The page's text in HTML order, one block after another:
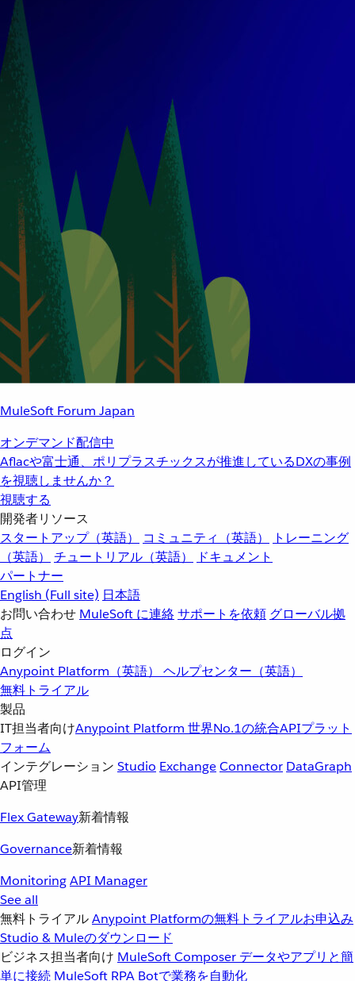
MuleSoft Forum Japan
オンデマンド配信中
Aflacや富士通、ポリプラスチックスが推進しているDXの事例
を視聴しませんか？
視聴する
開発者リソース
スタートアップ（英語）
コミュニティ（英語）
トレーニング
（英語）
チュートリアル（英語）
ドキュメント
パートナー
English (Full site) 日本語
お問い合わせ MuleSoft に連絡サポートを依頼 グローバル拠
点
ログイン
Anypoint Platform（英語） ヘルプセンター（英語）
無料トライアル
製品
IT担当者向けAnypoint Platform 世界No.1の統合APIプラット
フォーム
インテグレーション Studio ExchangeConnector DataGraph
API管理
Flex Gateway新着情報
Governance新着情報
MonitoringAPI Manager
See all
無料トライアルAnypoint Platformの無料トライアルお申込み
Studio & Muleのダウンロード
ビジネス担当者向け MuleSoft Composer データやアプリと簡
単に接続 MuleSoft RPA Botで業務を自動化